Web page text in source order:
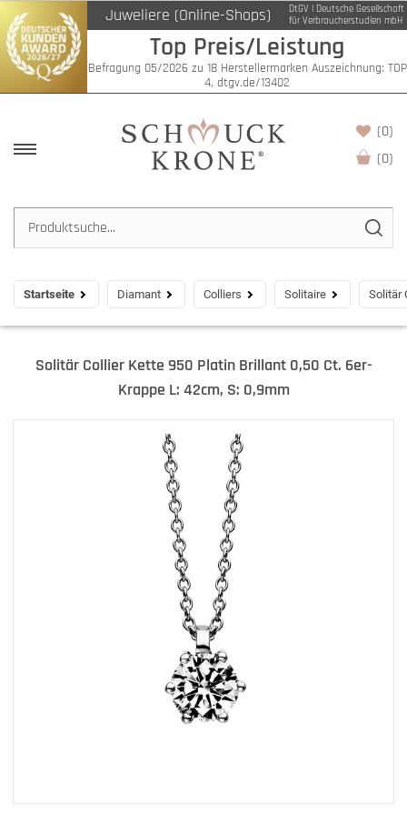
Juweliere (Online-Shops)
DtGV | Deutsche Gesellschaft
für Verbraucherstudien mbH
Top Preis/Leistung
Befragung 05/2026 zu 18 Herstellermarken Auszeichnung: TOP
4, dtgv.de/13402
(0)
(0)
Startseite Diamant Colliers Solitaire Solitär
Solitär Collier Kette 950 Platin Brillant 0,50 Ct. 6er-
Krappe L: 42cm, S: 0,9mm